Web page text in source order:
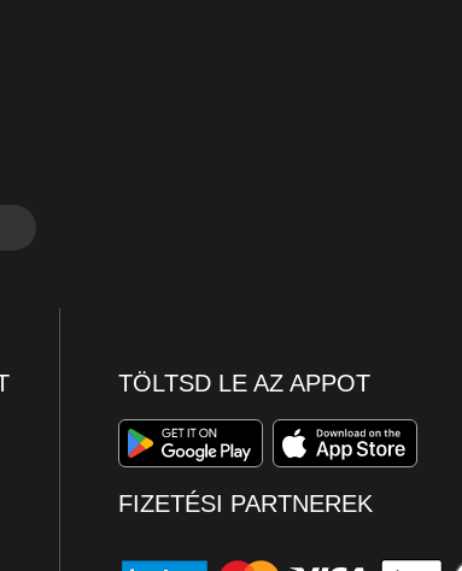
TÖLTSD LE AZ APPOT
FIZETÉSI PARTNEREK